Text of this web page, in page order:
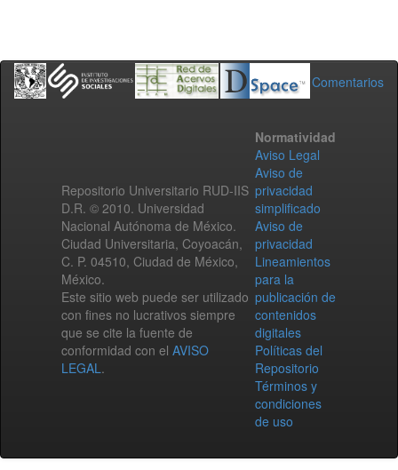
Comentarios
Repositorio Universitario RUD-IIS
D.R. © 2010. Universidad
Nacional Autónoma de México.
Ciudad Universitaria, Coyoacán,
C. P. 04510, Ciudad de México,
México.
Este sitio web puede ser utilizado
con fines no lucrativos siempre
que se cite la fuente de
conformidad con el AVISO
LEGAL.
Normatividad
Aviso Legal
Aviso de
privacidad
simplificado
Aviso de
privacidad
Lineamientos
para la
publicación de
contenidos
digitales
Políticas del
Repositorio
Términos y
condiciones
de uso